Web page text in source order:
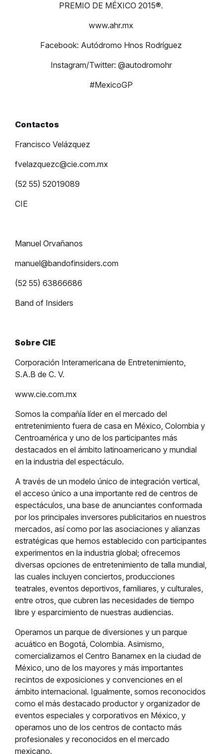
PREMIO DE MÉXICO 2015®.
www.ahr.mx
Facebook: Autódromo Hnos Rodríguez
Instagram/Twitter: @autodromohr
#MexicoGP
Contactos
Francisco Velázquez
fvelazquezc@cie.com.mx
(52 55) 52019089
CIE
Manuel Orvañanos
manuel@bandofinsiders.com
(52 55) 63866686
Band of Insiders
Sobre CIE
Corporación Interamericana de Entretenimiento,
S.A.B de C. V.
www.cie.com.mx
Somos la compañía líder en el mercado del
entretenimiento fuera de casa en México, Colombia y
Centroamérica y uno de los participantes más
destacados en el ámbito latinoamericano y mundial
en la industria del espectáculo.
A través de un modelo único de integración vertical,
el acceso único a una importante red de centros de
espectáculos, una base de anunciantes conformada
por los principales inversores publicitarios en nuestros
mercados, así como por las asociaciones y alianzas
estratégicas que hemos establecido con participantes
experimentos en la industria global; ofrecemos
diversas opciones de entretenimiento de talla mundial,
las cuales incluyen conciertos, producciones
teatrales, eventos deportivos, familiares, y culturales,
entre otros, que cubren las necesidades de tiempo
libre y esparcimiento de nuestras audiencias.
Operamos un parque de diversiones y un parque
acuático en Bogotá, Colombia. Asimismo,
comercializamos el Centro Banamex en la ciudad de
México, uno de los mayores y más importantes
recintos de exposiciones y convenciones en el
ámbito internacional. Igualmente, somos reconocidos
como el más destacado productor y organizador de
eventos especiales y corporativos en México, y
operamos uno de los centros de contacto más
profesionales y reconocidos en el mercado
mexicano.